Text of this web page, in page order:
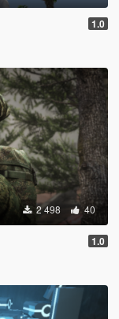
1.0
2 498 40
1.0